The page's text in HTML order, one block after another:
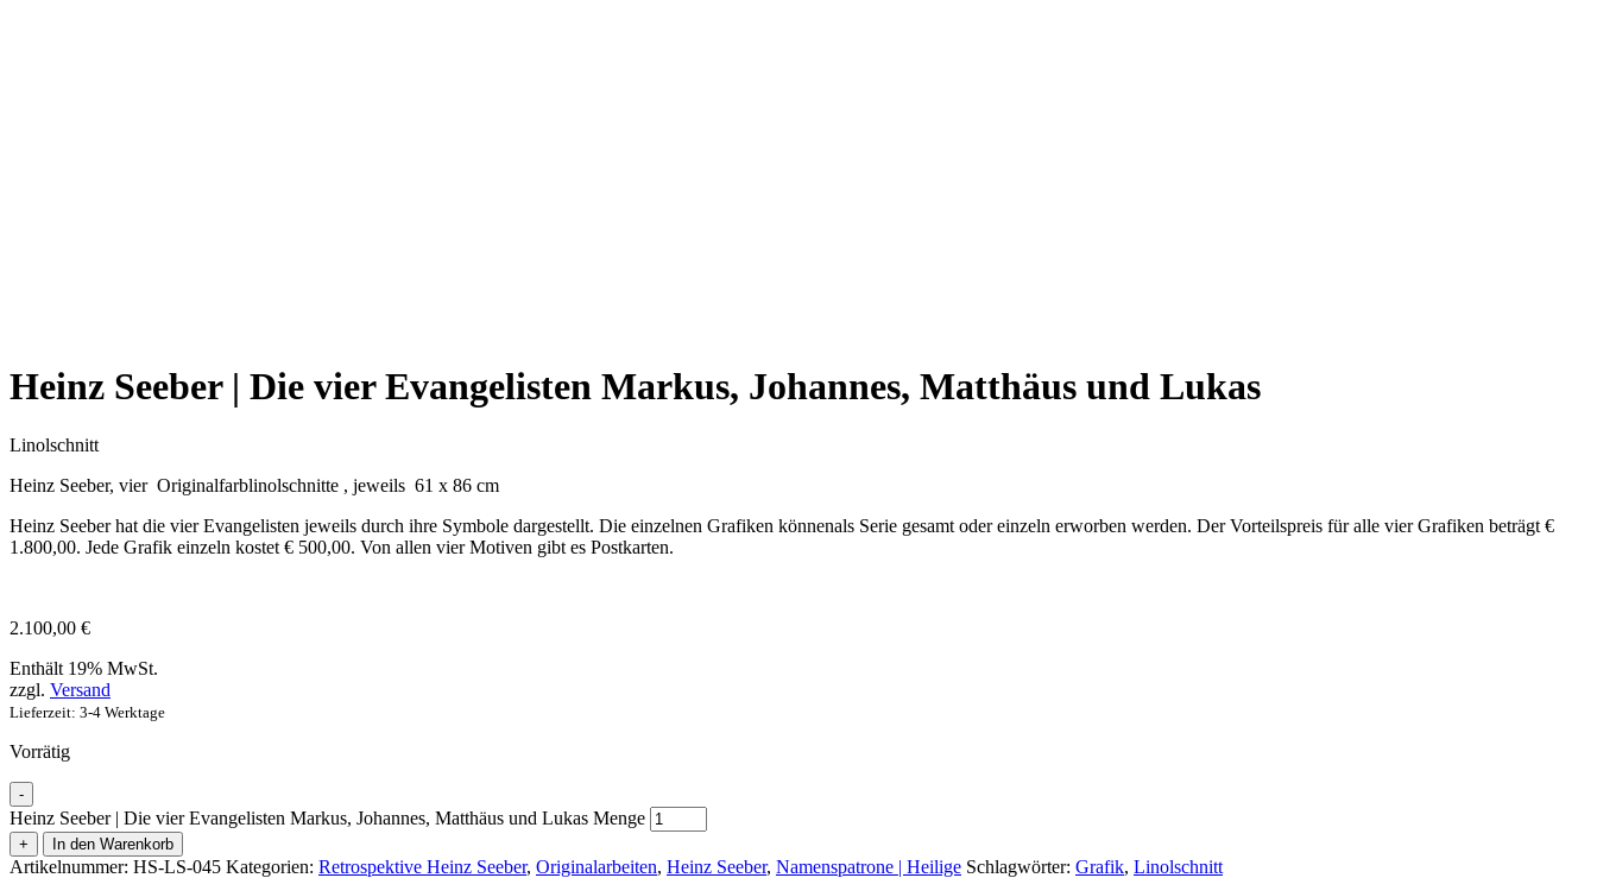
Heinz Seeber | Die vier Evangelisten Markus, Johannes, Matthäus und Lukas
Linolschnitt
Heinz Seeber, vier Originalfarblinolschnitte , jeweils 61 x 86 cm
Heinz Seeber hat die vier Evangelisten jeweils durch ihre Symbole dargestellt. Die einzelnen Grafiken könnenals Serie gesamt oder einzeln erworben werden. Der Vorteilspreis für alle vier Grafiken beträgt €
1.800,00. Jede Grafik einzeln kostet € 500,00. Von allen vier Motiven gibt es Postkarten.
2.100,00 €
Enthält 19% MwSt.
zzgl. Versand
Lieferzeit: 3-4 Werktage
Vorrätig
-
Heinz Seeber | Die vier Evangelisten Markus, Johannes, Matthäus und Lukas Menge
+ In den Warenkorb
Artikelnummer: HS-LS-045 Kategorien: Retrospektive Heinz Seeber, Originalarbeiten, Heinz Seeber, Namenspatrone | Heilige Schlagwörter: Grafik, Linolschnitt